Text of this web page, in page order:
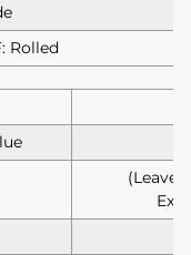
Rolled
(Leave